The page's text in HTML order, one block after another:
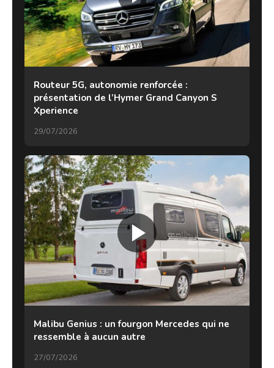
Routeur 5G, autonomie renforcée :
présentation de l’Hymer Grand Canyon S
Xperience
29/07/2026
Malibu Genius : un fourgon Mercedes qui ne
ressemble à aucun autre
27/07/2026